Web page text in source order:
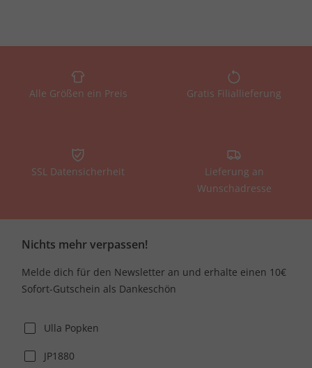
Alle Größen ein Preis Gratis Filiallieferung
SSL Datensicherheit
Lieferung an
Wunschadresse
Nichts mehr verpassen!
Melde dich für den Newsletter an und erhalte einen 10€
Sofort-Gutschein als Dankeschön
Ulla Popken
JP1880